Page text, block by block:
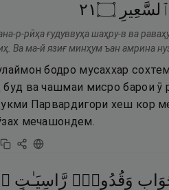
ٱلسَّعِيرِ ۝١٢
р-рӣҳа ғудуввуҳа шаҳру-в ва
Ва ма-й язиғ минҳум ъан амрина
бодро мусаххар
ва чашмаи мисро барои ӯ
Парвардигори хеш кор
мечашондем.
وَقُدُورٍۢ رَّاسِيَـٰتٍ ۚ